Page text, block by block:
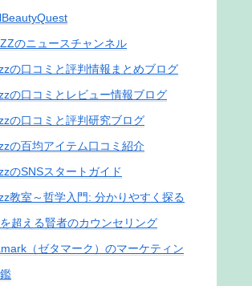
のニュースチャンネル
の口コミと評判情報まとめブログ
の口コミとレビュー情報ブログ
の口コミと評判研究ブログ
の百均アイテム口コミ紹介
のSNSスタートガイド
教室～哲学入門: 分かりやすく探る
超える賢者のカウンセリング
（ゼタマーク）のマーケティン